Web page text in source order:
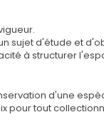
sujet d'étude et
à structurer
d'une
pour tout